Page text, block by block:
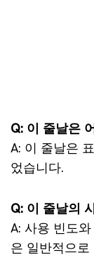
Q: 이 줄날은
A: 이 줄날은
었습니다.
Q: 이 줄날의
A: 사용 빈도
은 일반적으